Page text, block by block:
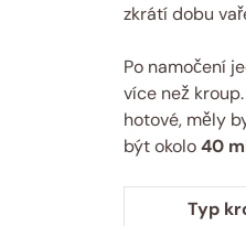
zkrátí dobu
Po namočení
více než
hotové, měly
být okolo40
Typ